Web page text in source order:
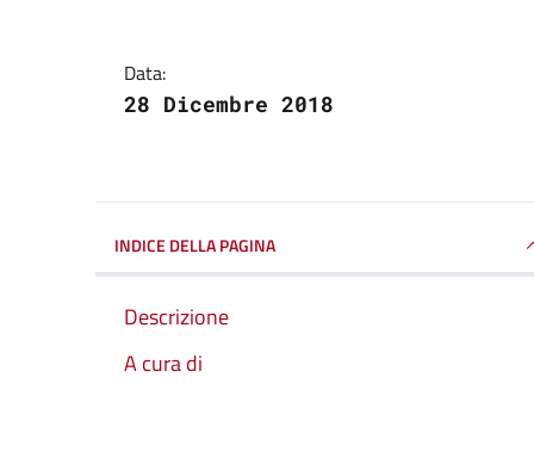
Data:
28 Dicembre 2018
INDICE DELLA PAGINA
Descrizione
A cura di